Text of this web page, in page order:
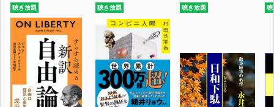
聴き放題 聴き放題 聴き放題 聴